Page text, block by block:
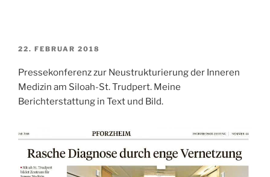
VERÖFFENTLICHT
22. FEBRUAR 2018
Pressekonferenz zur Neustrukturierung der Inneren
Medizin am Siloah-St. Trudpert. Meine
Berichterstattung in Text und Bild.